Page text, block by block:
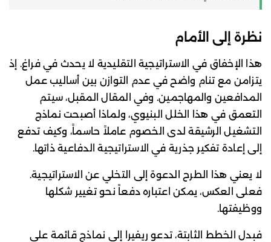
نظرة إلى الأمام
هذا الإخفاق في الاستراتيجية التقليدية لا يحدث في فراغ. إذ
يتزامن مع تنام واضح في عدم التوازن بين أساليب عمل
المدافعين والمهاجمين. وفي المقال المقبل، سيتم
التعمق في هذا الخلل البنيوي، ولماذا أصبحت نماذج
التشغيل الرشيقة لدى الخصوم عاملاً حاسماً، وكيف تدفع
إلى إعادة تفكير جذرية في الاستراتيجية الدفاعية ذاتها.
لا يعني هذا الطرح الدعوة إلى التخلي عن الاستراتيجية.
فعلى العكس، يمكن اعتباره دفعاً نحو تغيير شكلها
ووظيفتها.
فبدل الخطط الثابتة، تدعو ريفيرا إلى نماذج قائمة على